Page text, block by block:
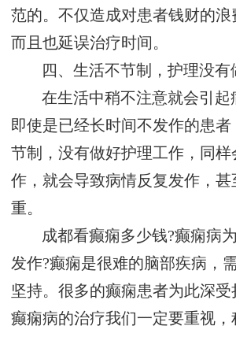
范的。不仅造成对患者钱财的浪
而且也延误治疗时间。
四、生活不节制，护理没有
在生活中稍不注意就会引起
即使是已经长时间不发作的患
节制，没有做好护理工作，同
作，就会导致病情反复发作，
重。
成都看癫痫多少钱?癫痫病
发作?癫痫是很难的脑部疾病，
坚持。很多的癫痫患者为此深
癫痫病的治疗我们一定要重视，